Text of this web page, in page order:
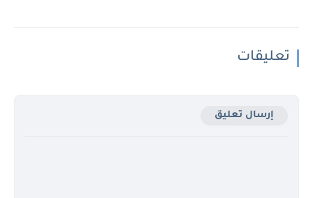
تعليقات
إرسال تعليق